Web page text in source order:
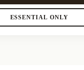
ESSENTIAL ONLY